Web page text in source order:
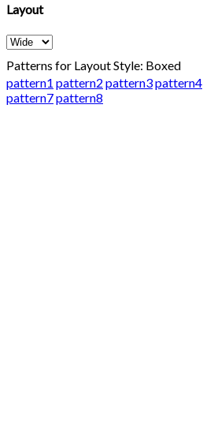
Layout
Patterns for Layout Style: Boxed
pattern1 pattern2 pattern3pattern4
pattern7pattern8